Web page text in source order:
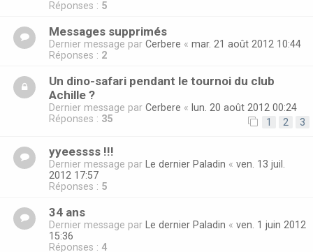
Réponses : 5
Messages supprimés
Dernier message par Cerbere « mar. 21 août 2012 10:44
Réponses : 2
Un dino-safari pendant le tournoi du club
Achille ?
Dernier message par Cerbere « lun. 20 août 2012 00:24
Réponses : 35 1 2 3
yyeessss !!!
Dernier message par Le dernier Paladin « ven. 13 juil.
2012 17:57
Réponses : 5
34 ans
Dernier message par Le dernier Paladin « ven. 1 juin 2012
15:36
Réponses : 4